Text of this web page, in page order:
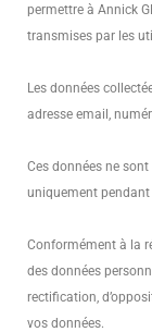
permettre à Annick
transmises par les
Les données
adresse email,
Ces données ne
uniquement pendant
Conformément à la
des données
rectification,
vos données.